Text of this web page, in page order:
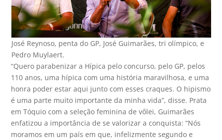
José Reynoso, penta do GP, José Guimarães, tri olímpico, e
Pedro Muylaert.
“Quero parabenizar a Hípica pelo concurso, pelo GP, pelos
110 anos, uma hípica com uma história maravilhosa, e uma
honra poder estar aqui junto com esses craques. O hipismo
é uma parte muito importante da minha vida”, disse. Prata
em Tóquio com a seleção feminina de vôlei, Guimarães
enfatizou a importância de se valorizar a conquista: “Nós
moramos em um país em que, infelizmente segundo e